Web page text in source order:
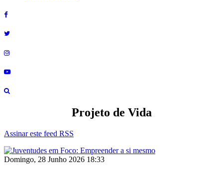
Projeto de Vida
Assinar este feed RSS
Domingo, 28 Junho 2026 18:33